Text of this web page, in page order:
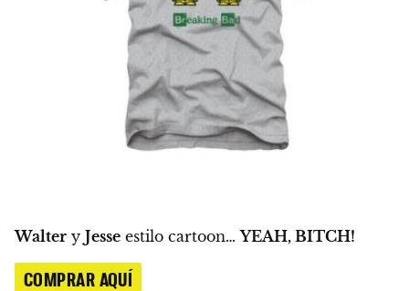
Walter y Jesse estilo cartoon…YEAH, BITCH!
COMPRAR AQUÍ